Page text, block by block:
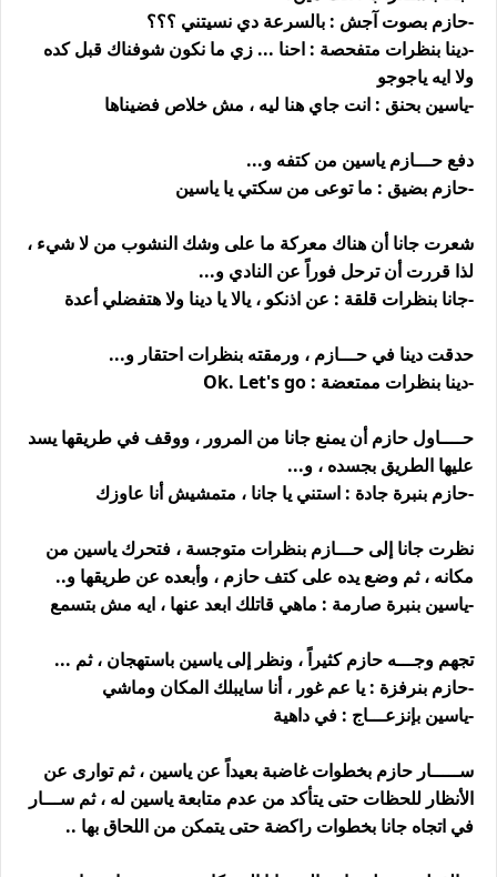
-حازم بصوت آجش : بالسرعة دي نسيتني ؟؟؟
-دينا بنظرات متفحصة : احنا ... زي ما نكون شوفناك قبل كده
ولا ايه ياجوجو
-ياسين بحنق : انت جاي هنا ليه ، مش خلاص فضيناها
دفع حـــازم ياسين من كتفه و...
-حازم بضيق : ما توعى من سكتي يا ياسين
شعرت جانا أن هناك معركة ما على وشك النشوب من لا شيء ،
لذا قررت أن ترحل فوراً عن النادي و...
-جانا بنظرات قلقة : عن اذنكو ، يالا يا دينا ولا هتفضلي أعدة
حدقت دينا في حـــازم ، ورمقته بنظرات احتقار و...
-دينا بنظرات ممتعضة : Ok. Let's go
حــــاول حازم أن يمنع جانا من المرور ، ووقف في طريقها يسد
عليها الطريق بجسده ، و...
-حازم بنبرة جادة : استني يا جانا ، متمشيش أنا عاوزك
نظرت جانا إلى حـــازم بنظرات متوجسة ، فتحرك ياسين من
مكانه ، ثم وضع يده على كتف حازم ، وأبعده عن طريقها و..
-ياسين بنبرة صارمة : ماهي قاتلك ابعد عنها ، ايه مش بتسمع
تجهم وجـــه حازم كثيراً ، ونظر إلى ياسين باستهجان ، ثم ...
-حازم بنرفزة : يا عم غور ، أنا سايبلك المكان وماشي
-ياسين بإنزعـــاج : في داهية
ســـــار حازم بخطوات غاضبة بعيداً عن ياسين ، ثم توارى عن
الأنظار للحظات حتى يتأكد من عدم متابعة ياسين له ، ثم ســـار
في اتجاه جانا بخطوات راكضة حتى يتمكن من اللحاق بها ..